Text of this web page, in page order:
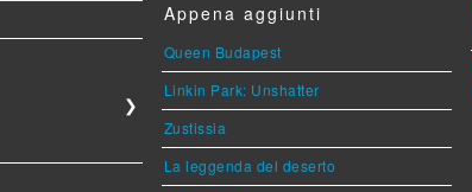
❯
Appena aggiunti
Queen Budapest
Linkin Park: Unshatter
Zustissia
La leggenda del deserto